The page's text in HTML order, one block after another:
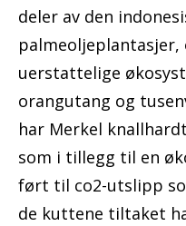
deler av den
uerstattelige
orangutang og
har Merkel
som i tillegg til en
ført til co2-utslipp
de kuttene tiltaket